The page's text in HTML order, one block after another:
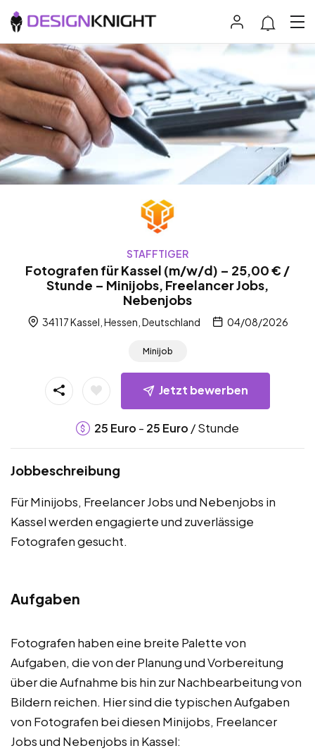
STAFFTIGER
Fotografen für Kassel (m/w/d) – 25,00 € /
Stunde – Minijobs, Freelancer Jobs,
Nebenjobs
34117 Kassel, Hessen, Deutschland 04/08/2026
Minijob
Jetzt bewerben
25 Euro - 25 Euro / Stunde
Jobbeschreibung
Für Minijobs, Freelancer Jobs und Nebenjobs in
Kassel werden engagierte und zuverlässige
Fotografen gesucht.
Aufgaben
Fotografen haben eine breite Palette von
Aufgaben, die von der Planung und Vorbereitung
über die Aufnahme bis hin zur Nachbearbeitung von
Bildern reichen. Hier sind die typischen Aufgaben
von Fotografen bei diesen Minijobs, Freelancer
Jobs und Nebenjobs in Kassel: